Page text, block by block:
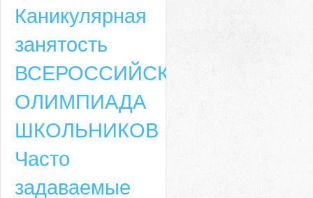
Каникулярная
занятость
ВСЕРОССИЙСКАЯ
ОЛИМПИАДА
ШКОЛЬНИКОВ
Часто
задаваемые